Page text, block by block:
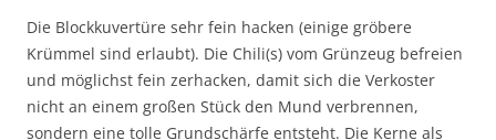
Die Blockkuvertüre sehr fein hacken (einige gröbere
Krümmel sind erlaubt). Die Chili(s) vom Grünzeug befreien
und möglichst fein zerhacken, damit sich die Verkoster
nicht an einem großen Stück den Mund verbrennen,
sondern eine tolle Grundschärfe entsteht. Die Kerne als